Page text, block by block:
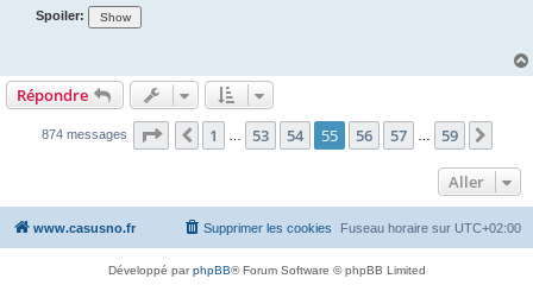
Spoiler:
Répondre
874 messages Page 55 sur 59
Précédent
1 53 54 55 56 57 59
Aller
www.casusno.fr Fuseau horaire sur UTC+02:00
Supprimer les cookies
Développé parphpBB® Forum Software © phpBB Limited